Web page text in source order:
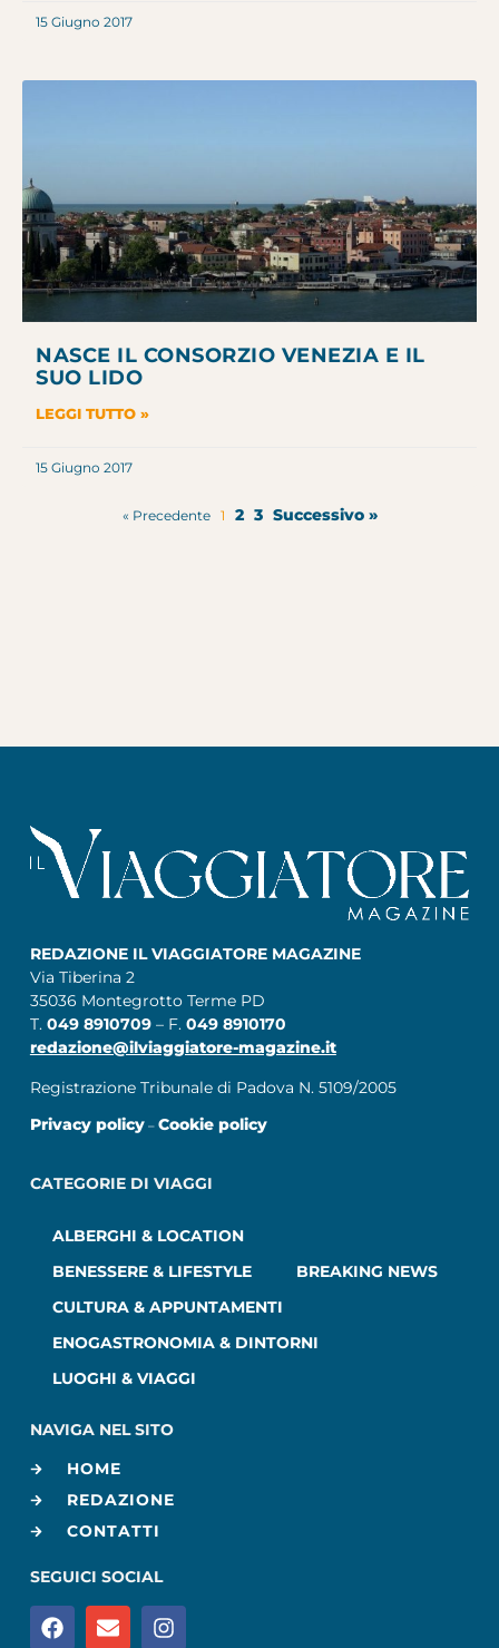
15 Giugno 2017
NASCE IL CONSORZIO VENEZIA E IL
SUO LIDO
LEGGI TUTTO »
15 Giugno 2017
« Precedente 1 2 3 Successivo »
REDAZIONE IL VIAGGIATORE MAGAZINE
Via Tiberina 2
35036 Montegrotto Terme PD
T. 049 8910709 – F. 049 8910170
redazione@ilviaggiatore-magazine.it
Registrazione Tribunale di Padova N. 5109/2005
Privacy policy– Cookie policy
CATEGORIE DI VIAGGI
ALBERGHI & LOCATION
BENESSERE & LIFESTYLE
BREAKING NEWS
CULTURA & APPUNTAMENTI
ENOGASTRONOMIA & DINTORNI
LUOGHI & VIAGGI
NAVIGA NEL SITO
HOME
REDAZIONE
CONTATTI
SEGUICI SOCIAL